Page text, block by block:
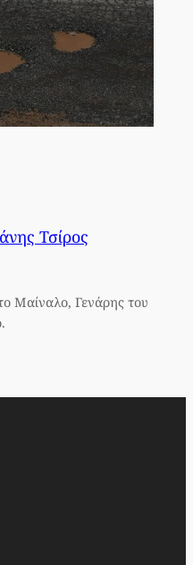
Τσίρος
Μαίναλο, Γενάρης του